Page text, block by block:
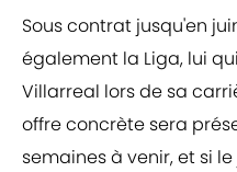
Sous contrat jusqu'en
également la Liga, lui
Villarreal lors de sa
offre concrète sera
semaines à venir, et si